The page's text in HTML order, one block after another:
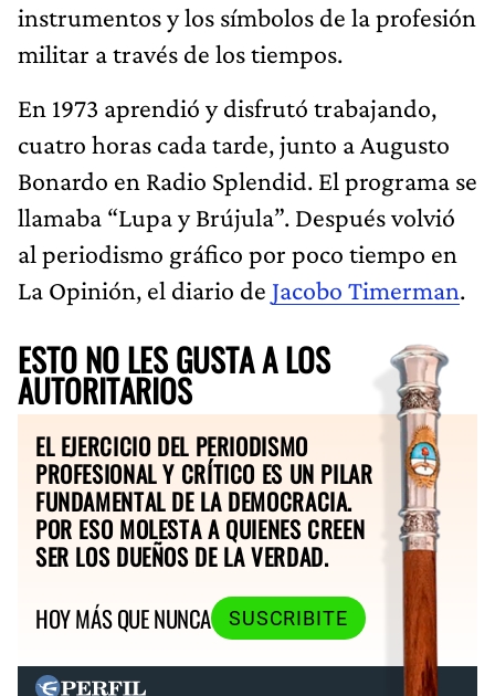
instrumentos y los símbolos de la profesión
militar a través de los tiempos.
En 1973 aprendió y disfrutó trabajando,
cuatro horas cada tarde, junto a Augusto
Bonardo en Radio Splendid. El programa se
llamaba “Lupa y Brújula”. Después volvió
al periodismo gráfico por poco tiempo en
La Opinión, el diario de Jacobo Timerman.
ESTO NO LES GUSTA A LOS
AUTORITARIOS
EL EJERCICIO DEL PERIODISMO
PROFESIONAL Y CRÍTICO ES UN PILAR
FUNDAMENTAL DE LA DEMOCRACIA.
POR ESO MOLESTA A QUIENES CREEN
SER LOS DUEÑOS DE LA VERDAD.
HOY MÁS QUE NUNCA
SUSCRIBITE